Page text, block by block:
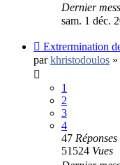
Dernier
sam. 1 déc.
Extrermination
parkhristodoulos »
1
2
3
4
47 Réponses
51524 Vues